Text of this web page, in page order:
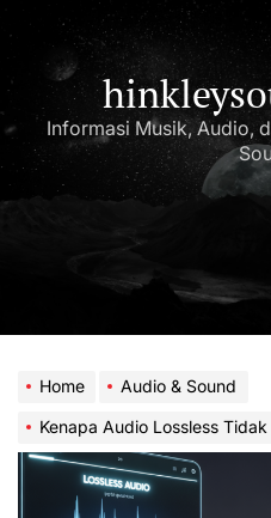
to
content
Informasi Musik, Audio,
Home
Audio & Sound
Kenapa Audio Lossless Tidak Selalu